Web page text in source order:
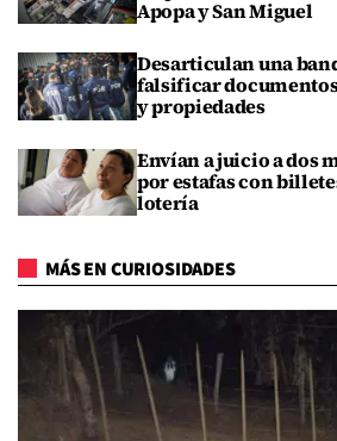
Apopa y San Miguel
Desarticulan una
falsificar
y propiedades
Envían a juicio a dos
por estafas con
lotería
MÁS EN CURIOSIDADES